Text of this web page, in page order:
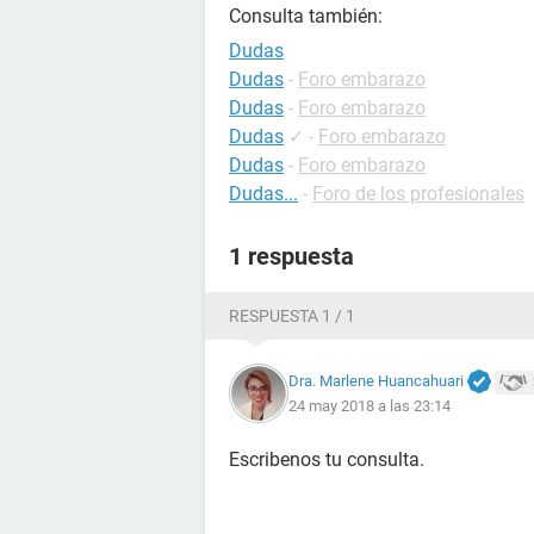
Consulta también:
Dudas
Dudas - Foro embarazo
Dudas - Foro embarazo
Dudas ✓ - Foro embarazo
Dudas - Foro embarazo
Dudas... - Foro de los profesionales
1 respuesta
RESPUESTA 1 / 1
Dra. Marlene Huancahuari
24 may 2018 a las 23:14
Escribenos tu consulta.